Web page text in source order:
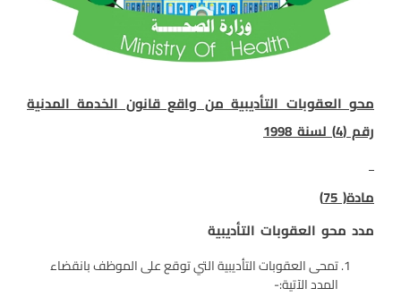
محو العقوبات التأديبية من واقع قانون الخدمة المدنية
رقم (4) لسنة 1998
مادة(
75
)
مدد محو العقوبات التأديبية
تمحى العقوبات التأديبية التي توقع على الموظف بانقضاء
المدد الآتية:-